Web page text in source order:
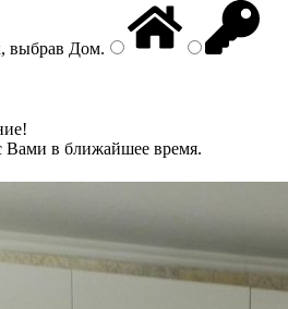
выбрав Дом.
Вами в ближайшее время.